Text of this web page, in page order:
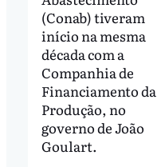
(Conab) tiveram
início na mesma
década com a
Companhia de
Financiamento da
Produção, no
governo de João
Goulart.